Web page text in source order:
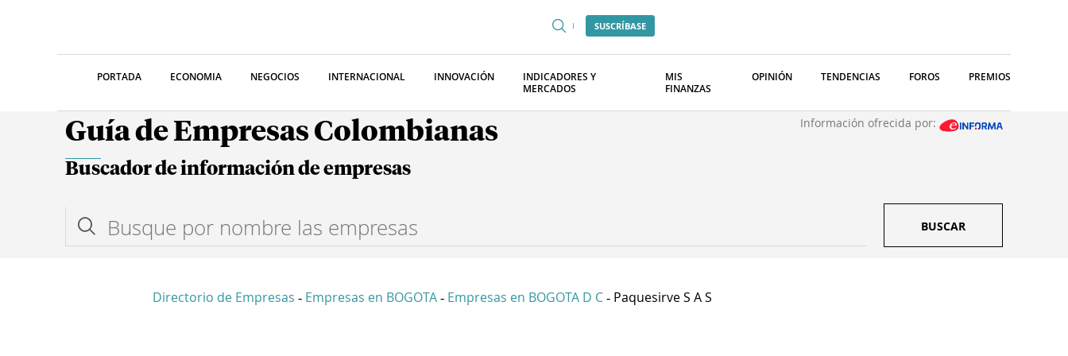
SUSCRÍBASE
PORTADA ECONOMIA NEGOCIOS INTERNACIONAL INNOVACIÓN
INDICADORES Y
MERCADOS
MIS
FINANZAS
OPINIÓN TENDENCIAS FOROS PREMIOS
Guía de Empresas Colombianas Información ofrecida por:
Buscador de información de empresas
BUSCAR
Directorio de Empresas - Empresas en BOGOTA - Empresas en BOGOTA D C - Paquesirve S A S